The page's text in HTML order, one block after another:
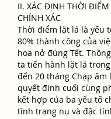
II. XÁC ĐỊNH THỜI ĐIỂM
CHÍNH XÁC
Thời điểm lặt lá là yếu
80% thành công của
hoa nở đúng Tết.
ta tiến hành lặt lá
đến 20 tháng Chạp âm
quyết định cuối cùng
kết hợp của ba yếu tố
tình trạng nụ và đặc